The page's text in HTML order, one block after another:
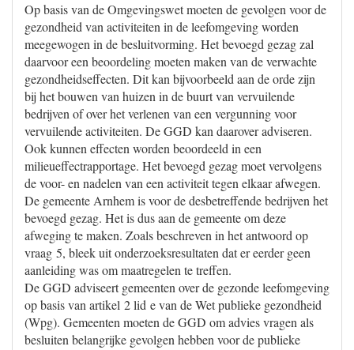
Op basis van de Omgevingswet moeten de gevolgen voor de
gezondheid van activiteiten in de leefomgeving worden
meegewogen in de besluitvorming. Het bevoegd gezag zal
daarvoor een beoordeling moeten maken van de verwachte
gezondheidseffecten. Dit kan bijvoorbeeld aan de orde zijn
bij het bouwen van huizen in de buurt van vervuilende
bedrijven of over het verlenen van een vergunning voor
vervuilende activiteiten. De GGD kan daarover adviseren.
Ook kunnen effecten worden beoordeeld in een
milieueffectrapportage. Het bevoegd gezag moet vervolgens
de voor- en nadelen van een activiteit tegen elkaar afwegen.
De gemeente Arnhem is voor de desbetreffende bedrijven het
bevoegd gezag. Het is dus aan de gemeente om deze
afweging te maken. Zoals beschreven in het antwoord op
vraag 5, bleek uit onderzoeksresultaten dat er eerder geen
aanleiding was om maatregelen te treffen.
De GGD adviseert gemeenten over de gezonde leefomgeving
op basis van artikel 2 lid e van de Wet publieke gezondheid
(Wpg). Gemeenten moeten de GGD om advies vragen als
besluiten belangrijke gevolgen hebben voor de publieke